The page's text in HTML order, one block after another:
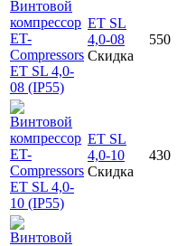
ET SL
4,0-08
Скидка
550
ET SL
4,0-10
Скидка
430